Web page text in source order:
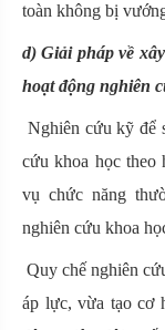
toàn không bị
d) Giải pháp về
hoạt động nghiên
Nghiên cứu kỹ để
cứu khoa học theo
vụ chức năng
nghiên cứu khoa
Quy chế nghiên
áp lực, vừa tạo cơ